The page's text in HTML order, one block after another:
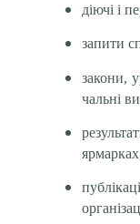
діючі і
запити
закони,
чальні